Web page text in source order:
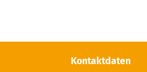
Kontaktdaten